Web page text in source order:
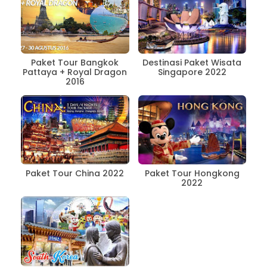
Paket Tour Bangkok
Pattaya + Royal Dragon
2016
Destinasi Paket Wisata
Singapore 2022
Paket Tour China 2022
Paket Tour Hongkong
2022